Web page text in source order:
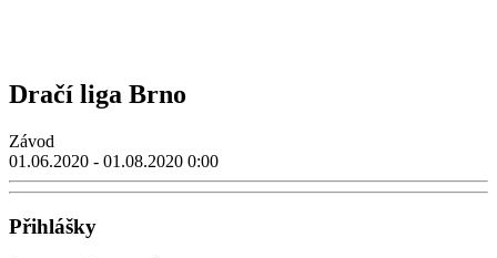
Dračí liga Brno
Závod
01.06.2020 - 01.08.2020 0:00
Přihlášky